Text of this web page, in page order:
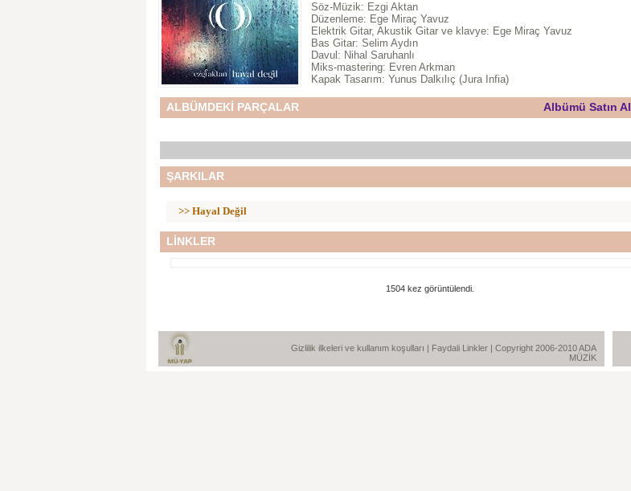
Söz-Müzik: Ezgi Aktan
Düzenleme: Ege Miraç Yavuz
Elektrik Gitar, Akustik Gitar ve klavye: Ege Miraç Yavuz
Bas Gitar: Selim Aydın
Davul: Nihal Saruhanlı
Miks-mastering: Evren Arkman
Kapak Tasarım: Yunus Dalkılıç (Jura Infia)
ALBÜMDEKİ PARÇALAR Albümü Satın Al
ŞARKILAR
>> Hayal Değil
LİNKLER
1504 kez görüntülendi.
Gizlilik ilkeleri ve kullanım koşulları | Faydali Linkler | Copyright 2006-2010 ADA
MÜZİK